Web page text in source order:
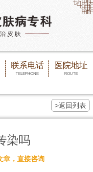
联系电话
TELEPHONE
医院地址
ROUTE
>返回列表
染吗
章，直接咨询